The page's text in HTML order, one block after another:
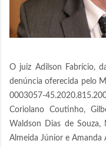
O juiz Adilson Fabrício,
denúncia oferecida pelo
0003057-
Coriolano Coutinho,
Waldson Dias de Souza,
Almeida Júnior e Amanda